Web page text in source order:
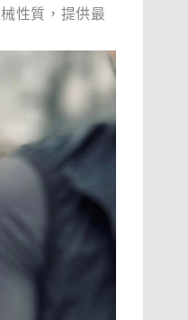
性質，提供最